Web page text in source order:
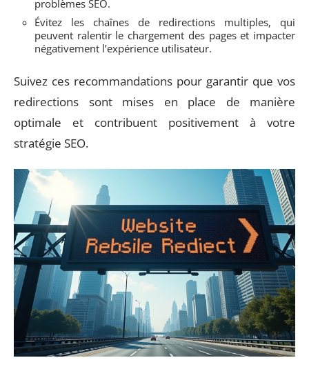
problèmes SEO.
Évitez les chaînes de redirections multiples, qui
peuvent ralentir le chargement des pages et impacter
négativement l’expérience utilisateur.
Suivez ces recommandations pour garantir que vos
redirections sont mises en place de manière
optimale et contribuent positivement à votre
stratégie SEO.